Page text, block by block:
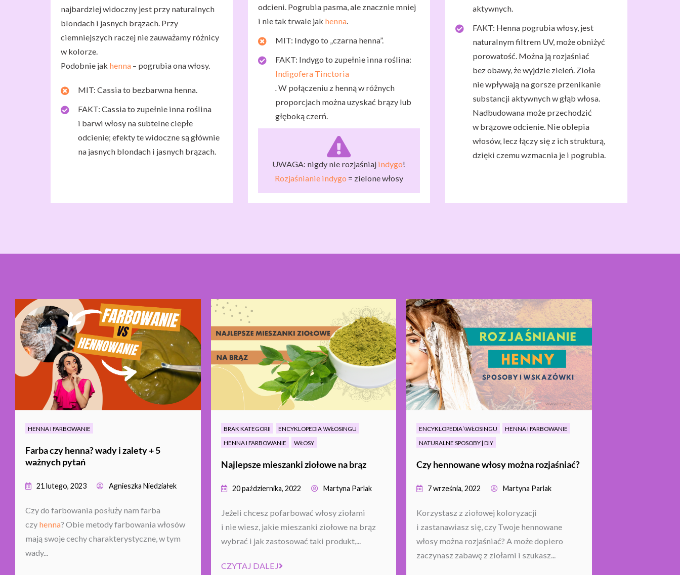
najbardziej widoczny jest przy naturalnych
blondach i jasnych brązach. Przy
ciemniejszych raczej nie zauważamy różnicy
w kolorze.
Podobnie jak henna – pogrubia ona włosy.
MIT: Cassia to bezbarwna henna.
FAKT: Cassia to zupełnie inna roślina
i barwi włosy na subtelne ciepłe
odcienie; efekty te widoczne są głównie
na jasnych blondach i jasnych brązach.
odcieni. Pogrubia pasma, ale znacznie mniej
i nie tak trwale jak henna.
MIT: Indygo to „czarna henna”.
FAKT: Indygo to zupełnie inna roślina:
Indigofera Tinctoria
W połączeniu z henną w różnych
proporcjach można uzyskać brązy lub
głęboką czerń.
UWAGA: nigdy nie rozjaśniaj indygo!
Rozjaśnianie indygo = zielone włosy
aktywnych.
FAKT: Henna pogrubia włosy, jest
naturalnym filtrem UV, może obniżyć
porowatość. Można ją rozjaśniać
bez obawy, że wyjdzie zieleń. Zioła
nie wpływają na gorsze przenikanie
substancji aktywnych w głąb włosa.
Nadbudowana może przechodzić
w brązowe odcienie. Nie oblepia
włosów, lecz łączy się z ich strukturą,
dzięki czemu wzmacnia je i pogrubia.
HENNA I FARBOWANIE
Farba czy henna? wady i zalety + 5
ważnych pytań
21 lutego, 2023 Agnieszka Niedziałek
Czy do farbowania posłuży nam farba
czy henna? Obie metody farbowania włosów
mają swoje cechy charakterystyczne, w tym
wady...
BRAK KATEGORII
ENCYKLOPEDIA \WŁOSINGU
HENNA I FARBOWANIE
WŁOSY
Najlepsze mieszanki ziołowe na brąz
20 października, 2022 Martyna Parlak
Jeżeli chcesz pofarbować włosy ziołami
i nie wiesz, jakie mieszanki ziołowe na brąz
wybrać i jak zastosować taki produkt,...
CZYTAJ DALEJ
ENCYKLOPEDIA \WŁOSINGU
HENNA I FARBOWANIE
NATURALNE SPOSOBY | DIY
Czy hennowane włosy można rozjaśniać?
7 września, 2022 Martyna Parlak
Korzystasz z ziołowej koloryzacji
i zastanawiasz się, czy Twoje hennowane
włosy można rozjaśniać? A może dopiero
zaczynasz zabawę z ziołami i szukasz...